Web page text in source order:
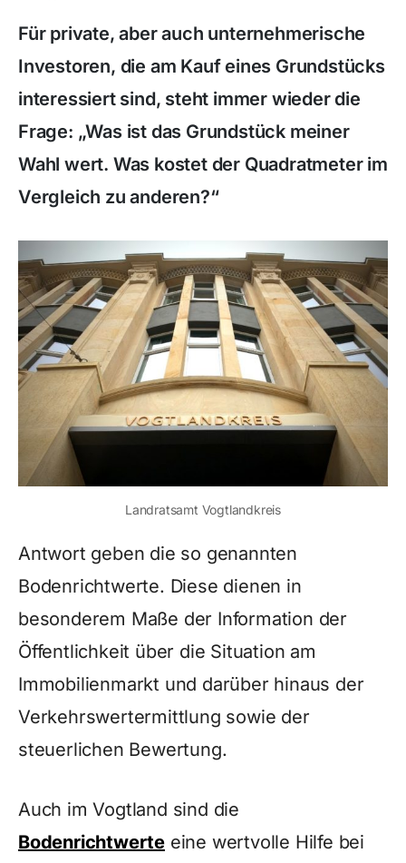
Für private, aber auch unternehmerische
Investoren, die am Kauf eines Grundstücks
interessiert sind, steht immer wieder die
Frage: „Was ist das Grundstück meiner
Wahl wert. Was kostet der Quadratmeter im
Vergleich zu anderen?“
Landratsamt Vogtlandkreis
Antwort geben die so genannten
Bodenrichtwerte. Diese dienen in
besonderem Maße der Information der
Öffentlichkeit über die Situation am
Immobilienmarkt und darüber hinaus der
Verkehrswertermittlung sowie der
steuerlichen Bewertung.
Auch im Vogtland sind die
Bodenrichtwerte eine wertvolle Hilfe bei